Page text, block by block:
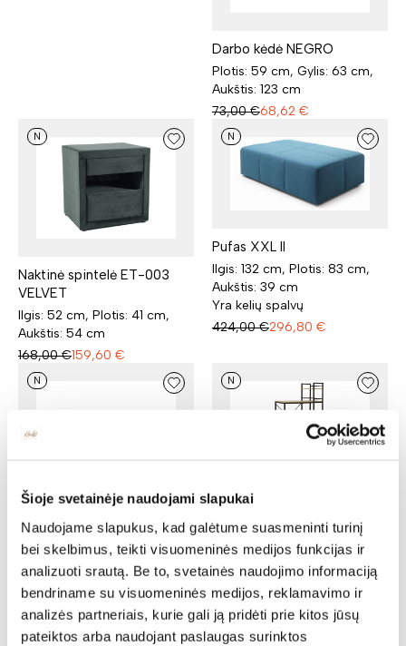
Šioje svetainėje naudojami slapukai
Naudojame slapukus, kad galėtume suasmeninti turinį
bei skelbimus, teikti visuomeninės medijos funkcijas ir
analizuoti srautą. Be to, svetainės naudojimo informaciją
bendriname su visuomeninės medijos, reklamavimo ir
analizės partneriais, kurie gali ją pridėti prie kitos jūsų
pateiktos arba naudojant paslaugas surinktos
Darbo kėdė NEGRO
Plotis: 59 cm, Gylis: 63 cm,
Aukštis: 123 cm
73,00 €68,62 €
N
Naktinė spintelė ET-003
VELVET
Ilgis: 52 cm, Plotis: 41 cm,
Aukštis: 54 cm
168,00 €159,60 €
N
Pufas XXL II
Ilgis: 132 cm, Plotis: 83 cm,
Aukštis: 39 cm
Yra kelių spalvų
424,00 €296,80 €
N
Darbo kėdė DUMBO
N
Ilgis: 90 cm, Plotis: 50 cm,
57,00
54,15 €